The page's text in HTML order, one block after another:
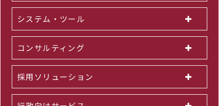
システム・ツール
コンサルティング
採用ソリューション